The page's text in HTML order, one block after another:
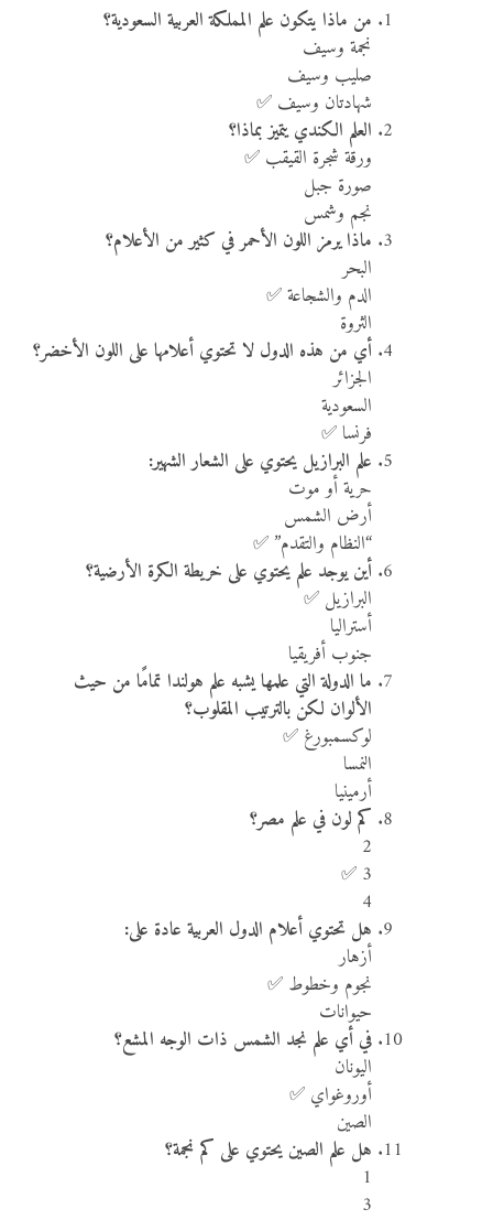
من ماذا يتكون علم المملكة العربية السعودية؟
نجمة وسيف
صليب وسيف
شهادتان وسيف ✅
العلم الكندي يتميز بماذا؟
ورقة شجرة القيقب ✅
صورة جبل
نجم وشمس
ماذا يرمز اللون الأحمر في كثير من الأعلام؟
البحر
الدم والشجاعة ✅
الثروة
أي من هذه الدول لا تحتوي أعلامها على اللون الأخضر؟
الجزائر
السعودية
فرنسا ✅
علم البرازيل يحتوي على الشعار الشهير:
حرية أو موت
أرض الشمس
“النظام والتقدم” ✅
أين يوجد علم يحتوي على خريطة الكرة الأرضية؟
البرازيل ✅
أستراليا
جنوب أفريقيا
ما الدولة التي علمها يشبه علم هولندا تمامًا من حيث
الألوان لكن بالترتيب المقلوب؟
لوكسمبورغ ✅
النمسا
أرمينيا
كم لون في علم مصر؟
2
3 ✅
4
هل تحتوي أعلام الدول العربية عادة على:
أزهار
نجوم وخطوط ✅
حيوانات
في أي علم نجد الشمس ذات الوجه المشع؟
اليونان
أوروغواي ✅
الصين
هل علم الصين يحتوي على كم نجمة؟
1
3